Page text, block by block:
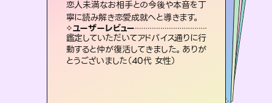
恋人未満なお相手との今後や本音を丁
寧に読み解き恋愛成就へと導きます。
ユーザーレビュー
鑑定していただいてアドバイス通りに行
動すると仲が復活してきました。ありが
とうございました（40代 女性）
紐解き、背中をそっと押して導きます。
ユーザーレビュー
安心感のあり、言い切ってくれる所や濁
さない鑑定のおかげで、毎回自分の気
持ちを整えられます（30代 男性）
体的な対策をお伝えします。
ユーザーレビュー
複雑な背景もしっかり聞いて鑑定して
いただけました。気持ちが楽になりまし
た（50代 女性）
霊視×オラクルカードを使って「今」と「未来」そして「気になるあの人の気持ち」まで丁寧に読み解き、恋や人生のヒントを優しく引き出します。
ユーザーレビュー
不安な気持ちが嘘みたいに晴れまし
た…！よく視えていらっしゃるんだなと
感じました（40代 女性）
選択できるようアドバイスします。
ユーザーレビュー
職場の人の性質や人間関係、本心など
本当によく視えていてびっくり。対策が
打てて前向きになれます（40代）
い未来をサポートします。
ユーザーレビュー
とても心温まる鑑定でした。しかもこち
らは何も言っていないのに視えていらっ
しゃるんだなと驚きです（30代女性）